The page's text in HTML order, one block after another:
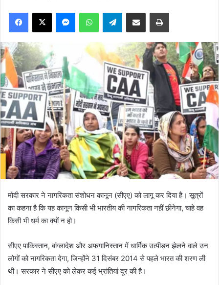
Facebook
X MessengerWhatsAppTelegramShare via Email Print
मोदी सरकार ने नागरिकता संशोधन कानून (सीएए) को लागू कर दिया है। सूत्रों
का कहना है कि यह कानून किसी भी भारतीय की नागरिकता नहीं छीनेगा, चाहे वह
किसी भी धर्म का क्यों न हो।
सीएए पाकिस्तान, बांग्लादेश और अफगानिस्तान में धार्मिक उत्पीड़न झेलने वाले उन
लोगों को नागरिकता देगा, जिन्होंने 31 दिसंबर 2014 से पहले भारत की शरण ली
थी। सरकार ने सीएए को लेकर कई भ्रांतियां दूर की है।